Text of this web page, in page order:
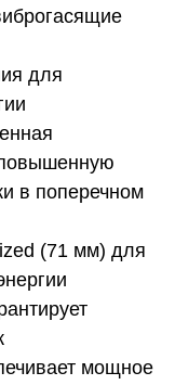
для
повышенную
в поперечном
(71 мм) для
мощное